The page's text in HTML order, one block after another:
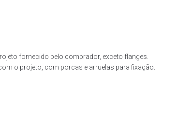
fornecido pelo comprador, exceto flanges.
o projeto, com porcas e arruelas para fixação.